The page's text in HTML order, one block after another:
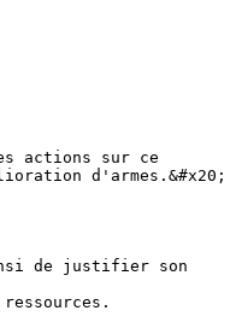
actions sur ce
d'armes.&#x20;
de justifier son